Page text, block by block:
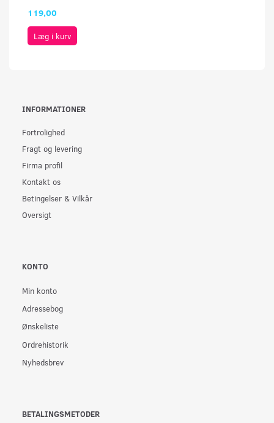
119,00
Læg i kurv
INFORMATIONER
Fortrolighed
Fragt og levering
Firma profil
Kontakt os
Betingelser & Vilkår
Oversigt
KONTO
Min konto
Adressebog
Ønskeliste
Ordrehistorik
Nyhedsbrev
BETALINGSMETODER